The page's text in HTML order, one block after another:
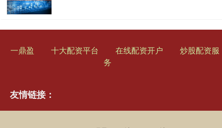
一鼎盈 十大配资平台 在线配资开户
炒股配资服
务
友情链接：